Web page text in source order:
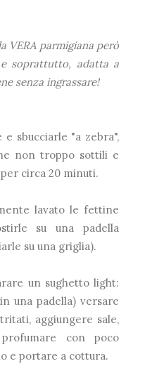
VERA parmigiana però
soprattutto, adatta a
senza ingrassare!
sbucciarle "a zebra",
non troppo sottili e
circa 20 minuti.
lavato le fettine
su una padella
su una griglia).
un sughetto light:
una padella) versare
aggiungere sale,
con poco
e portare a cottura.